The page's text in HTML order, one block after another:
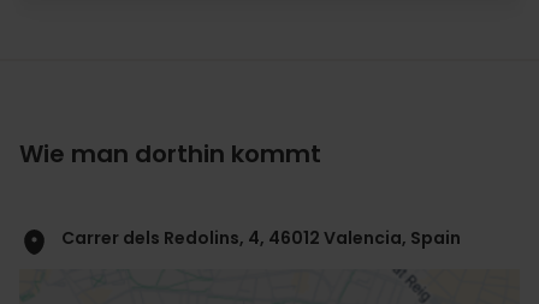
Wie man dorthin kommt
Carrer dels Redolins, 4, 46012 Valencia, Spain